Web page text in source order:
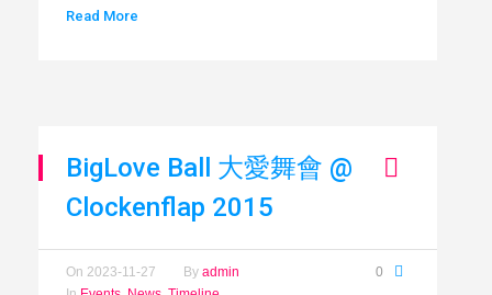
Read More
BigLove Ball 大愛舞會 @
Clockenflap 2015
0
On 2023-11-27 By admin